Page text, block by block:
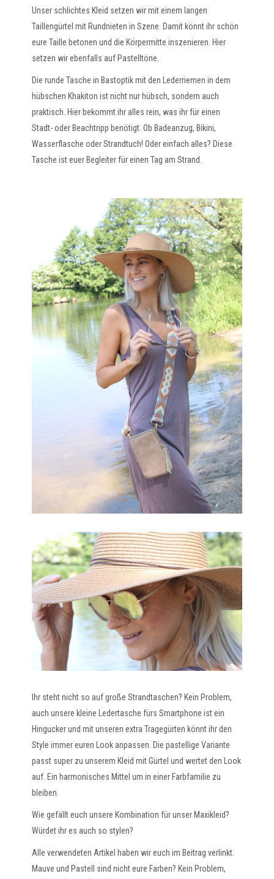
Unser schlichtes Kleid setzen wir mit einem langen
Taillengürtel mit Rundnieten in Szene. Damit könnt ihr schön
eure Taille betonen und die Körpermitte inszenieren. Hier
setzen wir ebenfalls auf Pastelltöne.
Die runde Tasche in Bastoptik mit den Lederriemen in dem
hübschen Khakiton ist nicht nur hübsch, sondern auch
praktisch. Hier bekommt ihr alles rein, was ihr für einen
Stadt- oder Beachtripp benötigt. Ob Badeanzug, Bikini,
Wasserflasche oder Strandtuch! Oder einfach alles? Diese
Tasche ist euer Begleiter für einen Tag am Strand.
Ihr steht nicht so auf große Strandtaschen? Kein Problem,
auch unsere kleine Ledertasche fürs Smartphone ist ein
Hingucker und mit unseren extra Tragegürten könnt ihr den
Style immer euren Look anpassen. Die pastellige Variante
passt super zu unserem Kleid mit Gürtel und wertet den Look
auf. Ein harmonisches Mittel um in einer Farbfamilie zu
bleiben.
Wie gefällt euch unsere Kombination für unser Maxikleid?
Würdet ihr es auch so stylen?
Alle verwendeten Artikel haben wir euch im Beitrag verlinkt.
Mauve und Pastell sind nicht eure Farben? Kein Problem,